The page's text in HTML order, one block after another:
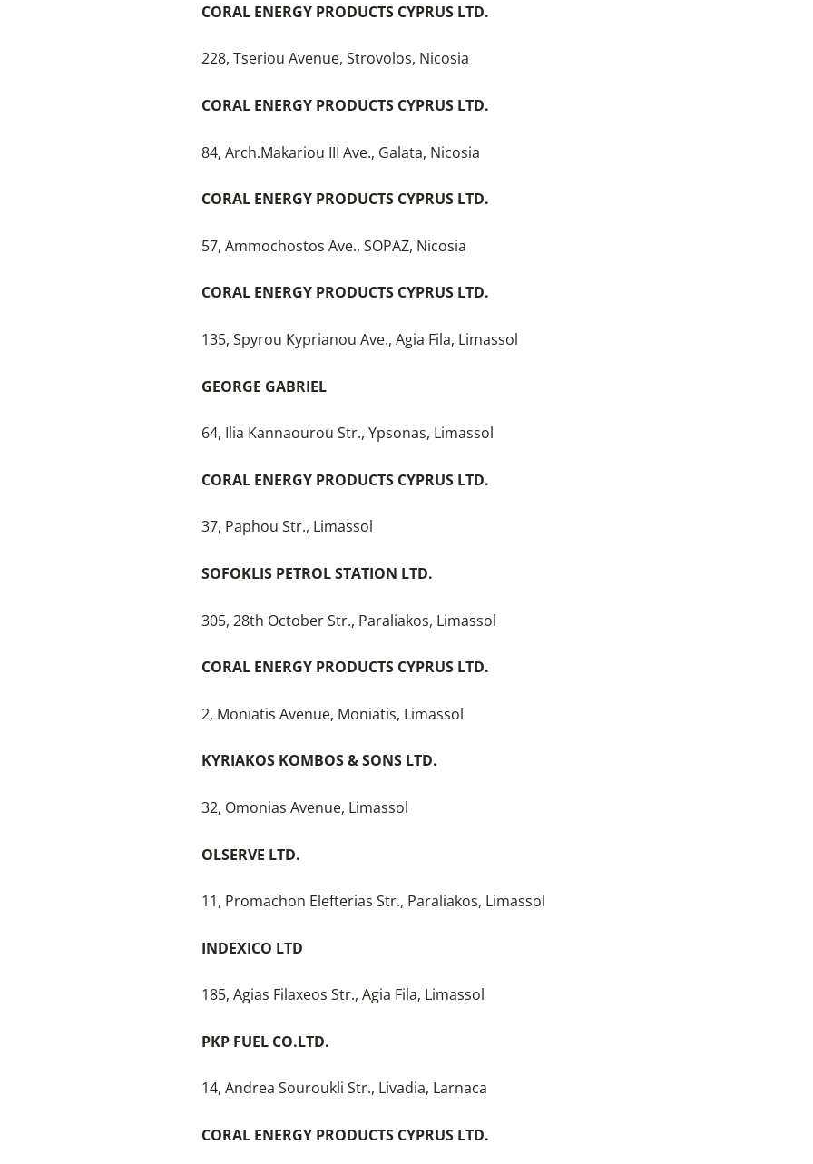
CORAL ENERGY PRODUCTS CYPRUS LTD.
228, Tseriou Avenue, Strovolos, Nicosia
CORAL ENERGY PRODUCTS CYPRUS LTD.
84, Arch.Makariou III Ave., Galata, Nicosia
CORAL ENERGY PRODUCTS CYPRUS LTD.
57, Ammochostos Ave., SOPAZ, Nicosia
CORAL ENERGY PRODUCTS CYPRUS LTD.
135, Spyrou Kyprianou Ave., Agia Fila, Limassol
GEORGE GABRIEL
64, Ilia Kannaourou Str., Ypsonas, Limassol
CORAL ENERGY PRODUCTS CYPRUS LTD.
37, Paphou Str., Limassol
SOFOKLIS PETROL STATION LTD.
305, 28th October Str., Paraliakos, Limassol
CORAL ENERGY PRODUCTS CYPRUS LTD.
2, Moniatis Avenue, Moniatis, Limassol
KYRIAKOS KOMBOS & SONS LTD.
32, Omonias Avenue, Limassol
OLSERVE LTD.
11, Promachon Elefterias Str., Paraliakos, Limassol
INDEXICO LTD
185, Agias Filaxeos Str., Agia Fila, Limassol
PKP FUEL CO.LTD.
14, Andrea Souroukli Str., Livadia, Larnaca
CORAL ENERGY PRODUCTS CYPRUS LTD.